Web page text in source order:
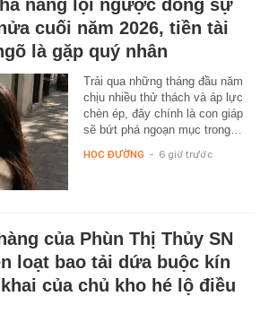
năng lội ngược dòng sự
cuối năm 2026, tiền tài
là gặp quý nhân
Trải qua những tháng đầu năm
chịu nhiều thử thách và áp lực
chèn ép, đây chính là con giáp
sẽ bứt phá ngoạn mục trong…
HỌC ĐƯỜNG - 6 giờ trước
của Phùn Thị Thủy SN
loạt bao tải dứa buộc kín
của chủ kho hé lộ điều